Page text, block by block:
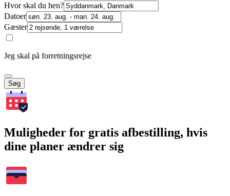
Hvor skal du hen?
Datoer
Gæster
Jeg skal på forretningsrejse
Søg
Muligheder for gratis afbestilling, hvis
dine planer ændrer sig